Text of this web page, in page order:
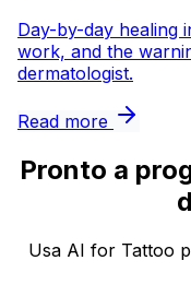
Day-by-day healing
work, and the
dermatologist.
Read more
Pronto a
Usa AI for Tattoo